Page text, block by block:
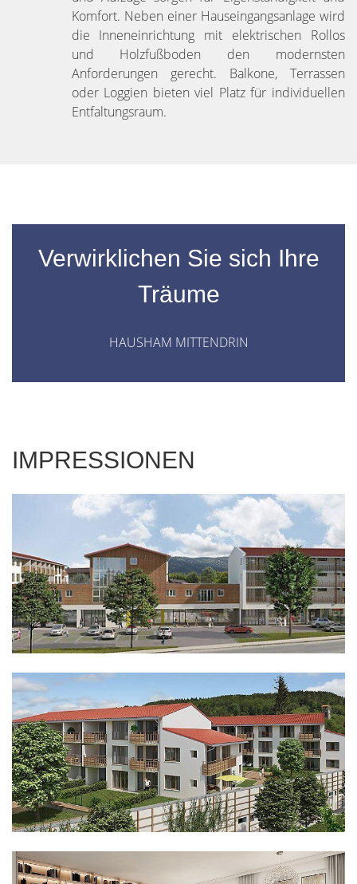
Komfort. Neben einer Hauseingangsanlage wird
die Inneneinrichtung mit elektrischen Rollos
und Holzfußboden den modernsten
Anforderungen gerecht. Balkone, Terrassen
oder Loggien bieten viel Platz für individuellen
Entfaltungsraum.
Verwirklichen Sie sich Ihre
Träume
HAUSHAM MITTENDRIN
IMPRESSIONEN